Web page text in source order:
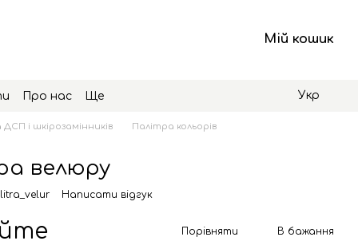
Мій кошик
Про нас Ще Укр
і шкірозамінників Палітра кольорів
велюру
Написати відгук
Порівняти В бажання